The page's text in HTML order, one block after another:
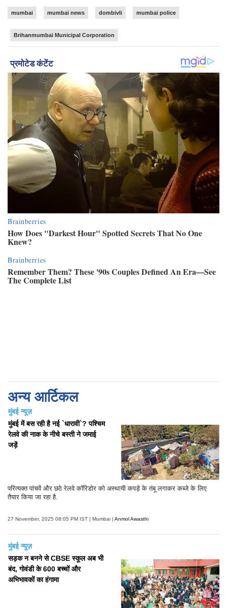
mumbai mumbai news dombivli mumbai police
Brihanmumbai Municipal Corporation
अन्य आर्टिकल
मुंबई न्यूज़
मुंबई में बस रही है नई `धारावी`? पश्चिम
रेलवे की नाक के नीचे बस्ती ने जमाई
जड़ें
परित्यक्त पांचवें और छठे रेलवे कॉरिडोर को अस्थायी कपड़े के तंबू लगाकर कब्जे के लिए
तैयार किया जा रहा है.
27 November, 2025 08:05 PM IST | Mumbai | Anmol Awasthi
मुंबई न्यूज़
सड़क न बनने से CBSE स्कूल अब भी
बंद, गोवंडी के 600 बच्चों और
अभिभावकों का हंगामा